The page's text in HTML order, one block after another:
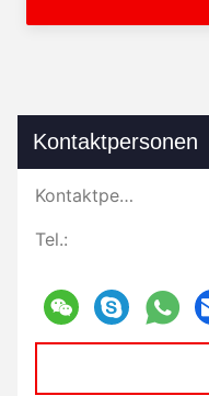
Kontaktpersonen
Kontaktpersonen:
Tel.: